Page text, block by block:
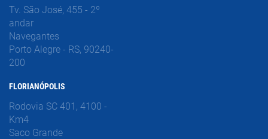
Tv. São José, 455 - 2º
andar
Navegantes
Porto Alegre - RS, 90240-
200
FLORIANÓPOLIS
Rodovia SC 401, 4100 -
Km4
Saco Grande